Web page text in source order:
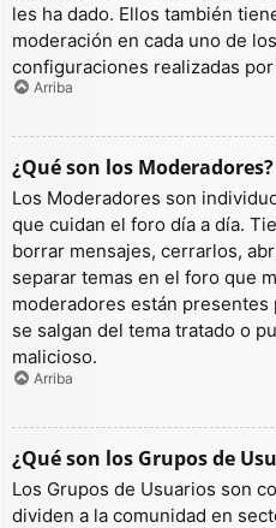
les ha dado. Ellos también
moderación en cada uno de
configuraciones realizadas
Arriba
¿Qué son los Moderadores?
Los Moderadores son
que cuidan el foro día a día.
borrar mensajes, cerrarlos,
separar temas en el foro que
moderadores están
se salgan del tema tratado o
malicioso.
Arriba
¿Qué son los Grupos de
Los Grupos de Usuarios son
dividen a la comunidad en